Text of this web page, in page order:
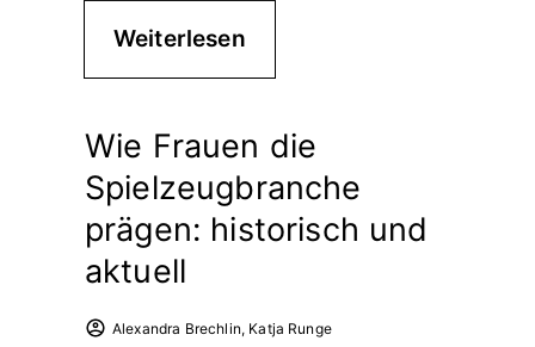
Weiterlesen
Wie Frauen die
Spielzeugbranche
prägen: historisch und
aktuell
Alexandra Brechlin, Katja Runge